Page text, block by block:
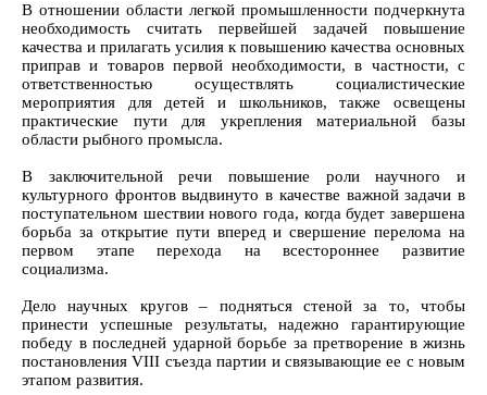
В отношении области легкой промышленности подчеркнута
необходимость считать первейшей задачей повышение
качества и прилагать усилия к повышению качества основных
приправ и товаров первой необходимости, в частности, с
ответственностью осуществлять социалистические
мероприятия для детей и школьников, также освещены
практические пути для укрепления материальной базы
области рыбного промысла.
В заключительной речи повышение роли научного и
культурного фронтов выдвинуто в качестве важной задачи в
поступательном шествии нового года, когда будет завершена
борьба за открытие пути вперед и свершение перелома на
первом этапе перехода на всестороннее развитие
социализма.
Дело научных кругов – подняться стеной за то, чтобы
принести успешные результаты, надежно гарантирующие
победу в последней ударной борьбе за претворение в жизнь
постановления VIII съезда партии и связывающие ее с новым
этапом развития.